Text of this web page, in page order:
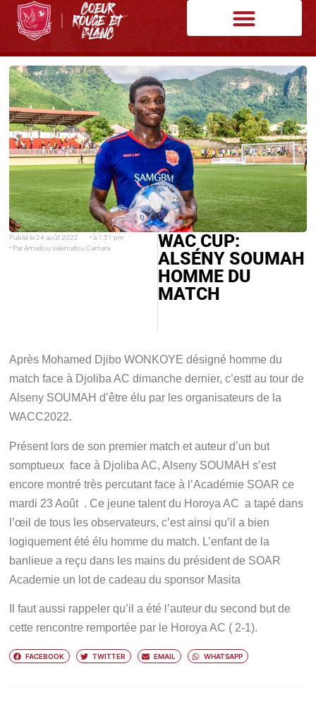
Publié le 24 août 2022 • à 1:51 pm
• ParAmadou salematou Camara
WAC CUP:
ALSÉNY SOUMAH
HOMME DU
MATCH
Après Mohamed Djibo WONKOYE désigné homme du
match face à Djoliba AC dimanche dernier, c’estt au tour de
Alseny SOUMAH d’être élu par les organisateurs de la
WACC2022.
Présent lors de son premier match et auteur d’un but
somptueux face à Djoliba AC, Alseny SOUMAH s’est
encore montré très percutant face à l’Académie SOAR ce
mardi 23 Août . Ce jeune talent du Horoya AC a tapé dans
l’œil de tous les observateurs, c’est ainsi qu’il a bien
logiquement été élu homme du match. L’enfant de la
banlieue a reçu dans les mains du président de SOAR
Academie un lot de cadeau du sponsor Masita
Il faut aussi rappeler qu’il a été l’auteur du second but de
cette rencontre remportée par le Horoya AC ( 2-1).
FACEBOOK TWITTER EMAIL WHATSAPP